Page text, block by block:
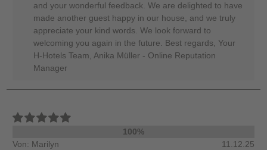
and your wonderful feedback. We are delighted to have
made another guest happy in our house, and we truly
appreciate your kind words. We look forward to
welcoming you again in the future. Best regards, Your
H-Hotels Team, Anika Müller - Online Reputation
Manager
100%
Von: Marilyn
11.12.25